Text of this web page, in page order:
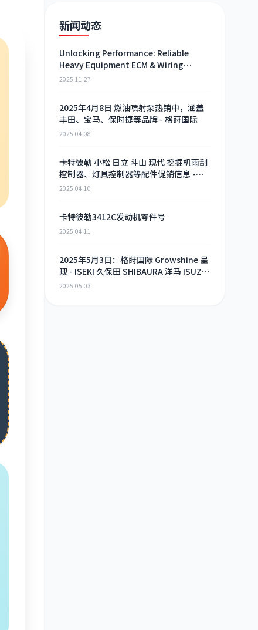
新闻动态
Unlocking Performance: Reliable
Heavy Equipment ECM & Wiring
Harness Alternatives
2025.11.27
2025年4月8日 燃油喷射泵热销中，涵盖
丰田、宝马、保时捷等品牌 - 格莳国际
2025.04.08
卡特彼勒 小松 日立 斗山 现代 挖掘机雨刮
控制器、灯具控制器等配件促销信息 -
2025年4月9日
2025.04.10
卡特彼勒3412C发动机零件号
2025.04.11
2025年5月3日：格莳国际 Growshine 呈
现 - ISEKI 久保田 SHIBAURA 洋马 ISUZU
工程机械 农机 重卡 汽车 RHF3 涡轮增压
2025.05.03